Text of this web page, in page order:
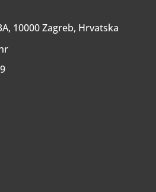
10000 Zagreb, Hrvatska